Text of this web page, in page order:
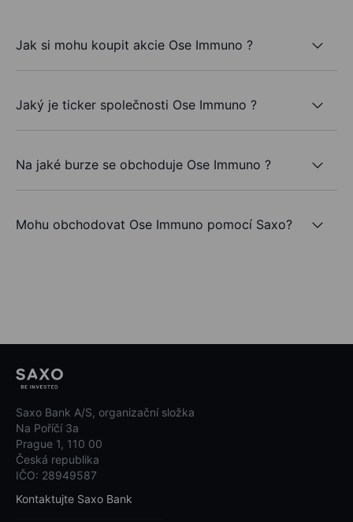
Jak si mohu koupit akcie Ose Immuno ?
Jaký je ticker společnosti Ose Immuno ?
Na jaké burze se obchoduje Ose Immuno ?
Mohu obchodovat Ose Immuno pomocí Saxo?
Saxo Bank A/S, organizační složka
Na Poříčí 3a
Prague 1, 110 00
Česká republika
IČO: 28949587
Kontaktujte Saxo Bank